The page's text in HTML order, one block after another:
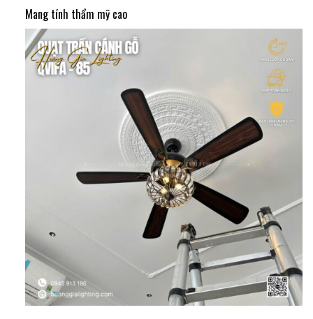
Mang tính thẩm mỹ cao